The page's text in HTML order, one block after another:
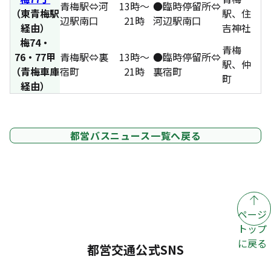
（東青梅駅
経由）
青梅駅⇔河
辺駅南口
13時～
21時
●臨時停留所⇔
河辺駅南口
駅、住
吉神社
梅74・
76・77甲
（青梅車庫
経由）
青梅駅⇔裏
宿町
13時～
21時
●臨時停留所⇔
裏宿町
青梅
駅、仲
町
都営バスニュース一覧へ戻る
ページ
トップ
に戻る
都営交通公式SNS